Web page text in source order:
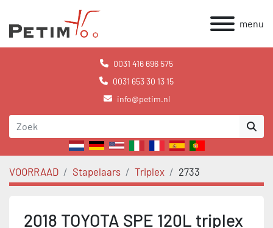
menu
0031 416 696 575
0031 653 30 13 15
info@petim.nl
VOORRAAD Stapelaars Triplex 2733
2018 TOYOTA SPE 120L triplex